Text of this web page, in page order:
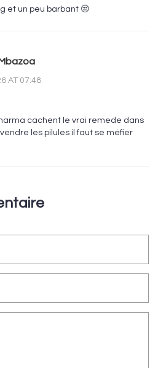
et un peu barbant 😒
AT 07:48
cachent le vrai remede dans
les pilules il faut se méfier